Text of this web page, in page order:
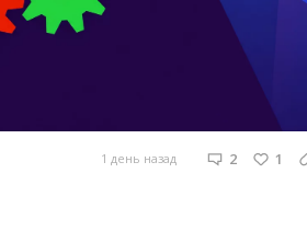
1 день назад 2 1